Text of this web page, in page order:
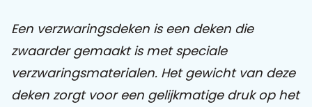
E-learnings
Themabijeenkomsten
Praat mee
Een verzwaringsdeken is een deken die
zwaarder gemaakt is met speciale
verzwaringsmaterialen. Het gewicht van deze
deken zorgt voor een gelijkmatige druk op het